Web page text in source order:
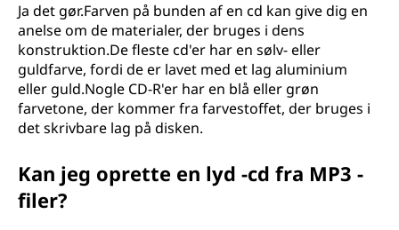
Ja det gør.Farven på bunden af en cd kan give dig en
anelse om de materialer, der bruges i dens
konstruktion.De fleste cd'er har en sølv- eller
guldfarve, fordi de er lavet med et lag aluminium
eller guld.Nogle CD-R'er har en blå eller grøn
farvetone, der kommer fra farvestoffet, der bruges i
det skrivbare lag på disken.
Kan jeg oprette en lyd -cd fra MP3 -
filer?